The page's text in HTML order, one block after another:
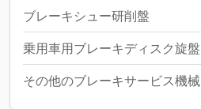
ブレーキシュー研削盤
乗用車用ブレーキディスク旋盤
その他のブレーキサービス機械